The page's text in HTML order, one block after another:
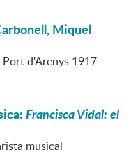
Miquel
Port d'Arenys 1917-
Francisca Vidal: el
musical